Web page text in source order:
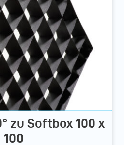
zu Softbox 100 x
100